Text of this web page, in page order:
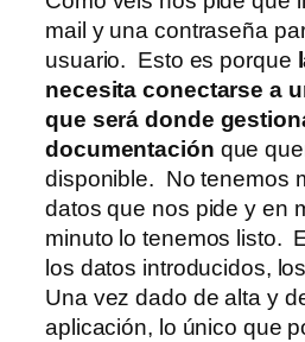
mail y una contraseña
usuario. Esto es porque
necesita conectarse a
que será donde
documentación que
disponible. No tenemos
datos que nos pide y en
minuto lo tenemos listo.
los datos introducidos,
Una vez dado de alta y
aplicación, lo único que